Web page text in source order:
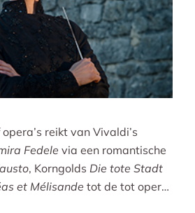
reikt van Vivaldi’s
Fedele via een romantische
, Korngolds Die tote Stadt
et Mélisande tot de tot opera